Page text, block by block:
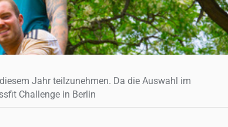
Jahr teilzunehmen. Da die Auswahl im
Challenge in Berlin